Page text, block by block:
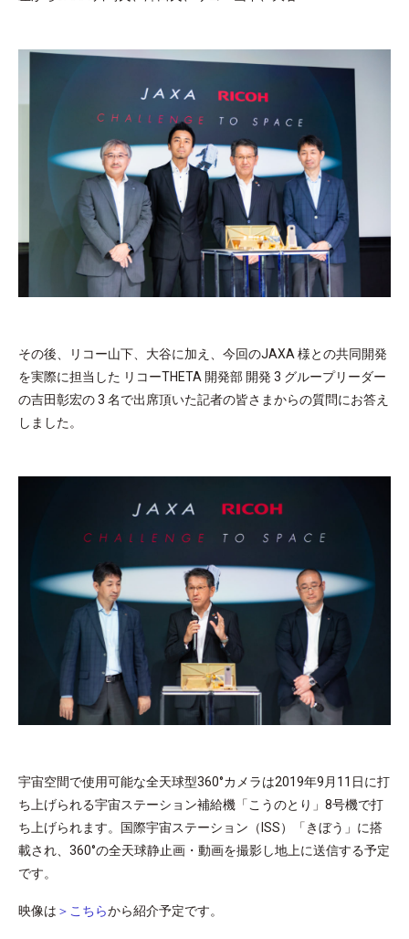
その後、リコー山下、大谷に加え、今回のJAXA 様との共同開発
を実際に担当した リコーTHETA 開発部 開発 3 グループリーダー
の吉田彰宏の 3 名で出席頂いた記者の皆さまからの質問にお答え
しました。
宇宙空間で使用可能な全天球型360°カメラは2019年9月11日に打
ち上げられる宇宙ステーション補給機「こうのとり」8号機で打
ち上げられます。国際宇宙ステーション（ISS）「きぼう」に搭
載され、360°の全天球静止画・動画を撮影し地上に送信する予定
です。
映像は ＞こちらから紹介予定です。